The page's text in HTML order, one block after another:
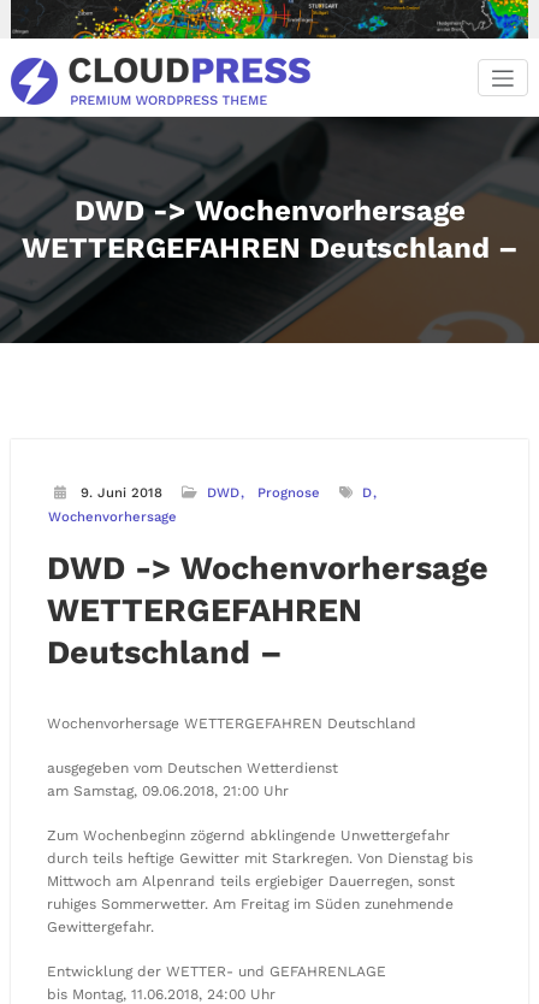
Inhalt
springen
DWD -> Wochenvorhersage
WETTERGEFAHREN Deutschland –
9. Juni 2018 DWD Prognose
D
Wochenvorhersage
DWD -> Wochenvorhersage
WETTERGEFAHREN
Deutschland –
Wochenvorhersage WETTERGEFAHREN Deutschland
ausgegeben vom Deutschen Wetterdienst
am Samstag, 09.06.2018, 21:00 Uhr
Zum Wochenbeginn zögernd abklingende Unwettergefahr
durch teils heftige Gewitter mit Starkregen. Von Dienstag bis
Mittwoch am Alpenrand teils ergiebiger Dauerregen, sonst
ruhiges Sommerwetter. Am Freitag im Süden zunehmende
Gewittergefahr.
Entwicklung der WETTER- und GEFAHRENLAGE
bis Montag, 11.06.2018, 24:00 Uhr